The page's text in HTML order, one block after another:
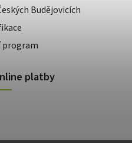
Budějovicích
program
platby